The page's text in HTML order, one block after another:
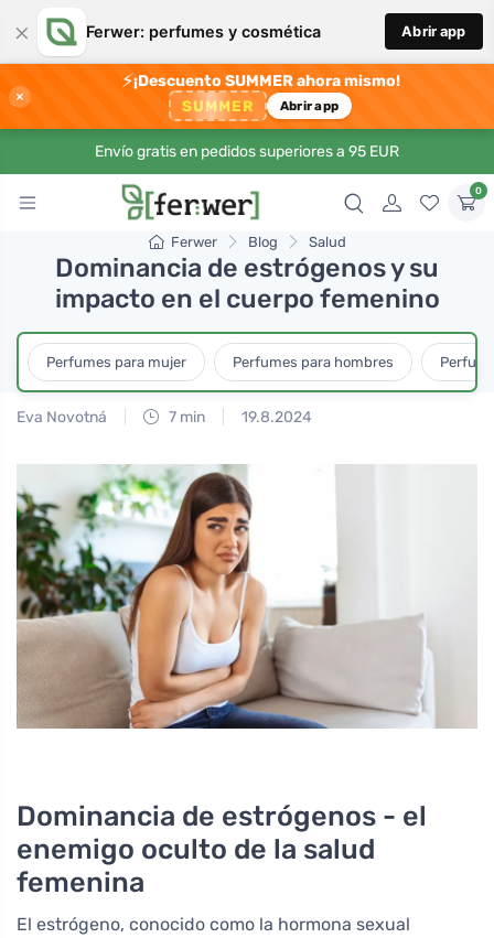
× Ferwer: perfumes y cosmética Abrir app
×
⚡¡Descuento SUMMER ahora mismo!
SUMMER Abrir app
Envío gratis en pedidos superiores a 95 EUR
0
Ferwer Blog Salud
Dominancia de estrógenos y su
impacto en el cuerpo femenino
Perfumes para mujer Perfumes para hombres
Eva Novotná 7 min 19.8.2024
Dominancia de estrógenos - el
enemigo oculto de la salud
femenina
El estrógeno, conocido como la hormona sexual